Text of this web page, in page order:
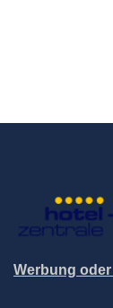
Werbung